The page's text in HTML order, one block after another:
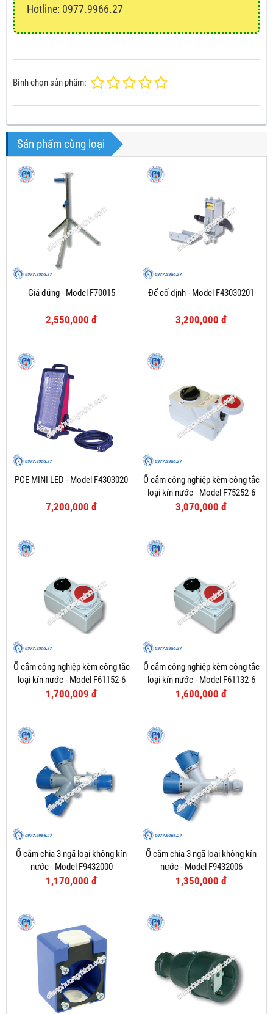
Hotline: 0977.9966.27
Bình chọn sản phẩm:
Sản phẩm cùng loại
Giá đứng - Model F70015
2,550,000 đ
Đế cố định - Model F43030201
3,200,000 đ
PCE MINI LED - Model F4303020
7,200,000 đ
Ổ cắm công nghiệp kèm công tắc
loại kín nước - Model F75252-6
3,070,000 đ
Ổ cắm công nghiệp kèm công tắc
loại kín nước - Model F61152-6
1,700,009 đ
Ổ cắm công nghiệp kèm công tắc
loại kín nước - Model F61132-6
1,600,000 đ
Ổ cắm chia 3 ngã loại không kín
nước - Model F9432000
1,170,000 đ
Ổ cắm chia 3 ngã loại không kín
nước - Model F9432006
1,350,000 đ